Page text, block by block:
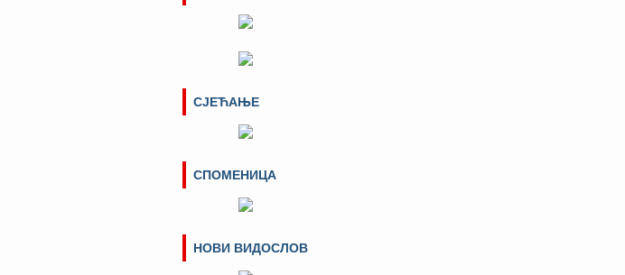
СЈЕЋАЊЕ
СПОМЕНИЦА
НОВИ ВИДОСЛОВ